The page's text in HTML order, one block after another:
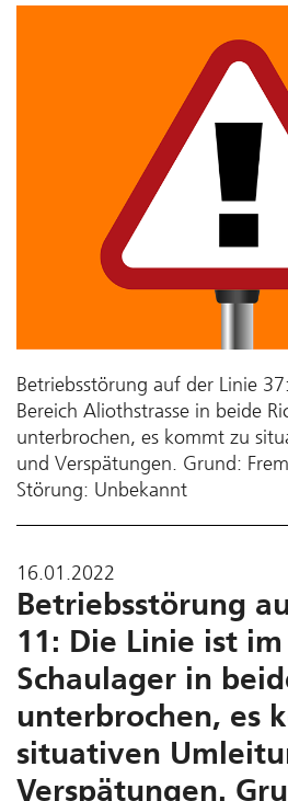
Betriebsstörung auf der Linie
Bereich Aliothstrasse in beide
unterbrochen, es kommt zu
und Verspätungen. Grund:
Störung: Unbekannt
16.01.2022
Betriebsstörung
11: Die Linie ist
Schaulager in
unterbrochen, es
situativen
Verspätungen.